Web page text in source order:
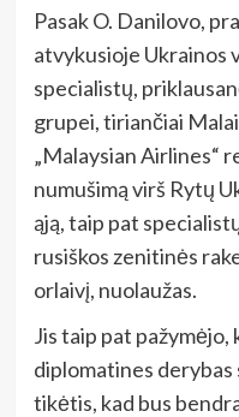
Pasak O. Danilovo,
atvykusioje Ukrainos
specialistų,
grupei, tiriančiai
„Malaysian Airlines“
numušimą virš Rytų
ąją, taip pat
rusiškos zenitinės
orlaivį, nuolaužas.
Jis taip pat pažymėjo,
diplomatines derybas
tikėtis, kad bus